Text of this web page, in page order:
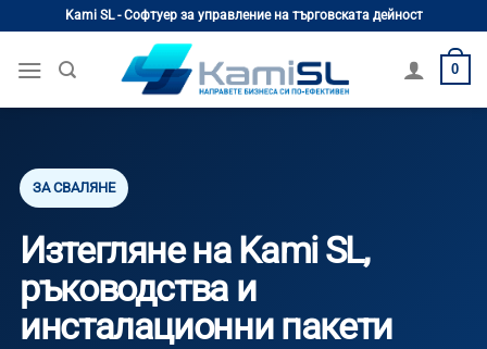
content
Kami SL - Софтуер за управление на търговската дейност
0
ЗА СВАЛЯНЕ
Изтегляне на Kami SL,
ръководства и
инсталационни пакети